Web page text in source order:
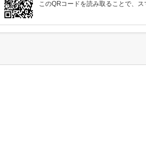
このQRコードを読み取ることで、